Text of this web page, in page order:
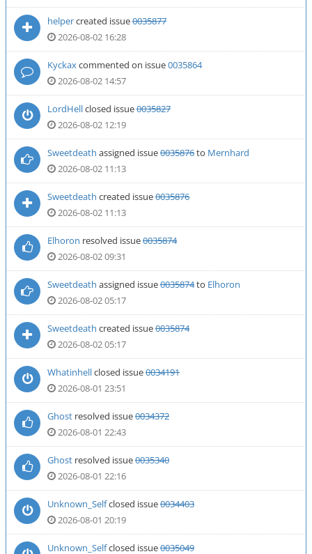
helpercreated issue0035877
2026-08-02 16:28
Kyckaxcommented on issue0035864
2026-08-02 14:57
LordHellclosed issue0035827
2026-08-02 12:19
Sweetdeath assigned issue0035876to Mernhard
2026-08-02 11:13
Sweetdeath created issue0035876
2026-08-02 11:13
Elhoron resolved issue0035874
2026-08-02 09:31
Sweetdeath assigned issue0035874to Elhoron
2026-08-02 05:17
Sweetdeath created issue0035874
2026-08-02 05:17
Whatinhellclosed issue0034191
2026-08-01 23:51
Ghost resolved issue0034372
2026-08-01 22:43
Ghost resolved issue0035340
2026-08-01 22:16
Unknown_Selfclosed issue0034403
2026-08-01 20:19
Unknown_Selfclosed issue0035049